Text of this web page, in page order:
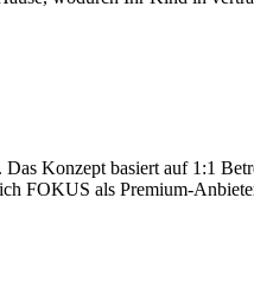
Konzept basiert auf 1:1
FOKUS als Premium-